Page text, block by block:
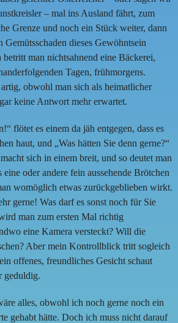
– mal ins Ausland fährt, zum
Grenze und noch ein Stück weiter, dann
Gemütsschaden dieses Gewöhntsein
man nichtsahnend eine Bäckerei,
Tagen, frühmorgens.
obwohl man sich als heimatlicher
keine Antwort mehr erwartet.
flötet es einem da jäh entgegen, dass es
haut, und „Was hätten Sie denn gerne?“
sich in einem breit, und so deutet man
oder andere fein aussehende Brötchen
womöglich etwas zurückgeblieben wirkt.
gerne! Was darf es sonst noch für Sie
man zum ersten Mal richtig
eine Kamera versteckt? Will die
Aber mein Kontrollblick tritt sogleich
offenes, freundliches Gesicht schaut
geduldig.
alles, obwohl ich noch gerne noch ein
gehabt hätte. Doch ich muss nicht darauf